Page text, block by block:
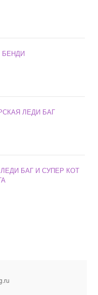
БЕНДИ
ЛЕДИ БАГ
БАГ И СУПЕР КОТ